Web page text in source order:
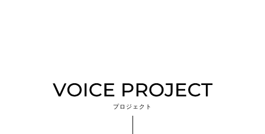
プロジェクト